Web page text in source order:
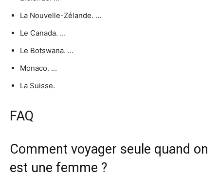
La Nouvelle-Zélande. …
Le Canada. …
Le Botswana. …
Monaco. …
La Suisse.
FAQ
Comment voyager seule quand on
est une femme ?